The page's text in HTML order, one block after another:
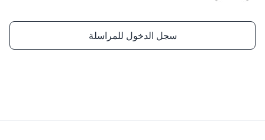
سجل الدخول للمراسلة